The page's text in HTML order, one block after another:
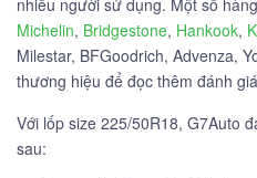
nhiều người sử dụng. Một số
Michelin, Bridgestone, Hankook,
Milestar, BFGoodrich, Advenza,
thương hiệu để đọc thêm đánh
Với lốp size 225/50R18, G7Auto
sau: